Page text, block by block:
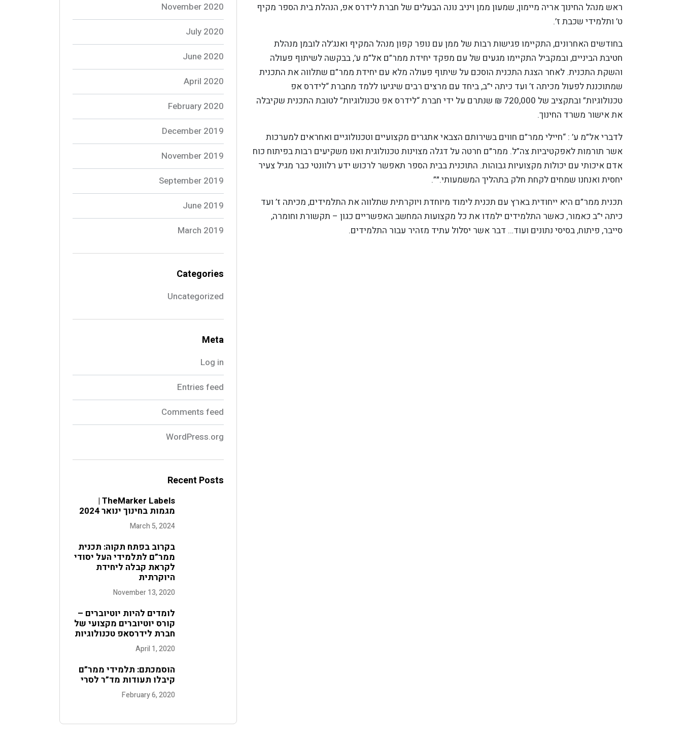
ראש מנהל החינוך אריה מיימון, שמעון ממן ויניב נונה הבעלים של חברת לידרס אפ, הנהלת בית הספר מקיף
ט’ ותלמידי שכבת ז’.
בחודשים האחרונים, התקיימו פגישות רבות של ממן עם נופר קפון מנהל המקיף ואנג’לה לובמן מנהלת
חטיבת הביניים, ובמקביל התקיימו מגעים של עם מפקד יחידת ממר”ם אל”מ ע’, בבקשה לשיתוף פעולה
והשקת התכנית. לאחר הצגת התכנית הוסכם על שיתוף פעולה מלא עם יחידת ממר”ם שתלווה את התכנית
שמתוכננת לפעול מכיתה ז’ ועד כיתה י”ב, ביחד עם מרצים רבים שיגיעו ללמד מחברת “לידרס אפ
טכנולוגיות” ובתקציב של 720,000 ₪ שנתרם על ידי חברת “לידרס אפ טכנולוגיות” לטובת התכנית שקיבלה
את אישור משרד החינוך.
לדברי אל”מ ע’ : “חיילי ממר”ם חווים בשירותם הצבאי אתגרים מקצועיים וטכנולוגיים ואחראים למערכות
אשר תורמות לאפקטיביות צה”ל. ממר״ם חרטה על דגלה מצוינות טכנולוגית ואנו משקיעים רבות בפיתוח כוח
אדם איכותי עם יכולות מקצועיות גבוהות. התוכנית בבית הספר תאפשר לרכוש ידע רלוונטי כבר מגיל צעיר
יחסית ואנחנו שמחים לקחת חלק בתהליך המשמעותי.״”.
תכנית ממר”ם היא ייחודית בארץ עם תכנית לימוד מיוחדת ויוקרתית שתלווה את התלמידים, מכיתה ז’ ועד
כיתה י”ב כאמור, כאשר התלמידים ילמדו את כל מקצועות המחשב האפשריים כגון – תקשורת וחומרה,
סייבר, פיתוח, בסיסי נתונים ועוד… דבר אשר יסלול עתיד מזהיר עבור התלמידים.
November 2020
July 2020
June 2020
April 2020
February 2020
December 2019
November 2019
September 2019
June 2019
March 2019
Categories
Uncategorized
Meta
Log in
Entries feed
Comments feed
WordPress.org
Recent Posts
TheMarker Labels |
מגמות בחינוך ינואר 2024
March 5, 2024
בקרוב בפתח תקוה: תכנית
ממר”ם לתלמידי העל יסודי
לקראת קבלה ליחידת
היוקרתית
November 13, 2020
לומדים להיות יוטיוברים –
קורס יוטיוברים מקצועי של
חברת לידרסאפ טכנולוגיות
April 1, 2020
הוסמכתם: תלמידי ממר”ם
קיבלו תעודות מד”ר לסרי
February 6, 2020